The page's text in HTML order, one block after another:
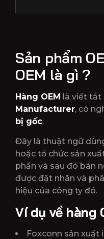
Sản phẩm
OEM là gì ?
Hàng OEM là viết tắt
Manufacturer, có
bị gốc.
Đây là thuật ngữ
hoặc tổ chức sản
phần và sau đó bán
được đặt nhãn và
hiệu của công ty đó.
Ví dụ về hàng
Foxconn sản xuất